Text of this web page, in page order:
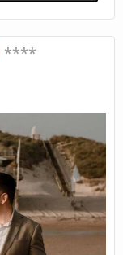
****